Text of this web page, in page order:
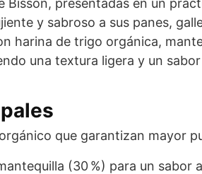
Bisson, presentadas en un
y sabroso a sus panes,
harina de trigo orgánica,
una textura ligera y un
que garantizan mayor
(30 %) para un sabor